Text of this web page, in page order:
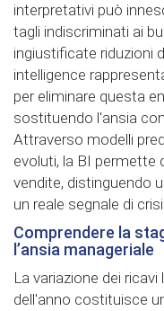
interpretativi può
tagli indiscriminati ai
ingiustificate riduzioni
intelligence
per eliminare questa
sostituendo l'ansia
Attraverso modelli
evoluti, la BI permette
vendite, distinguendo
un reale segnale di
Comprendere la
l’ansia manageriale
La variazione dei
dell'anno costituisce